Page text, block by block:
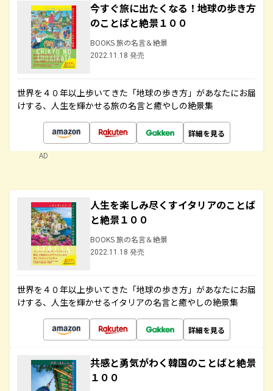
今すぐ旅に出たくなる！地球の歩き方
のことばと絶景１００
BOOKS 旅の名言＆絶景
2022.11.18 発売
世界を４０年以上歩いてきた「地球の歩き方」があなたにお届
けする、人生を輝かせる旅の名言と癒やしの絶景集
詳細を見る
AD
人生を楽しみ尽くすイタリアのことば
と絶景１００
BOOKS 旅の名言＆絶景
2022.11.18 発売
世界を４０年以上歩いてきた「地球の歩き方」があなたにお届
けする、人生を輝かせるイタリアの名言と癒やしの絶景集
詳細を見る
共感と勇気がわく韓国のことばと絶景
１００